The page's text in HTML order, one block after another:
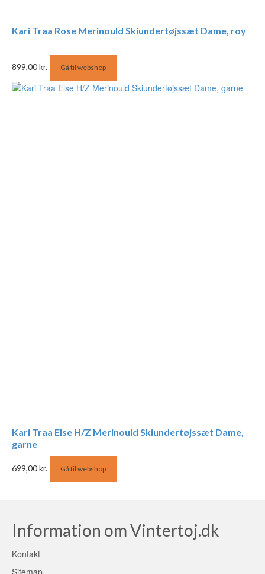
Kari Traa Rose Merinould Skiundertøjssæt Dame, roy
899,00kr. Gå til webshop
Kari Traa Else H/Z Merinould Skiundertøjssæt Dame,
garne
699,00kr. Gå til webshop
Information om Vintertoj.dk
Kontakt
Sitemap